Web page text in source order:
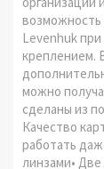
возможность
Levenhuk
креплением.
можно
сделаны из
Качество
работать
линзами•